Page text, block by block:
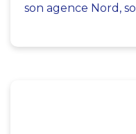
son agence Nord,